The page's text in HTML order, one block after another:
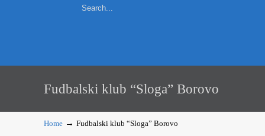
Fudbalski klub “Sloga” Borovo
Home → Fudbalski klub “Sloga” Borovo